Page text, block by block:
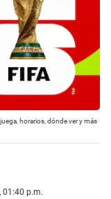
horarios, dónde ver y más
p.m.